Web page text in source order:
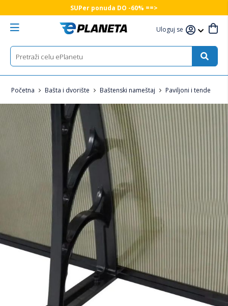
SUPer ponuda DO -60% ==>
Uloguj se
Početna Bašta i dvorište Baštenski nameštaj Paviljoni i tende